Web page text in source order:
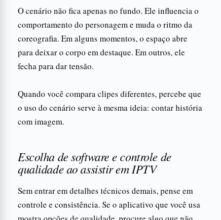
O cenário não fica apenas no fundo. Ele influencia o
comportamento do personagem e muda o ritmo da
coreografia. Em alguns momentos, o espaço abre
para deixar o corpo em destaque. Em outros, ele
fecha para dar tensão.
Quando você compara clipes diferentes, percebe que
o uso do cenário serve à mesma ideia: contar história
com imagem.
Escolha de software e controle de
qualidade ao assistir em IPTV
Sem entrar em detalhes técnicos demais, pense em
controle e consistência. Se o aplicativo que você usa